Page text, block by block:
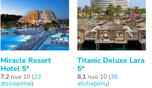
Miracle Resort
Hotel 5*
7,2 nuo 10 (23
atsiliepimai)
Titanic Deluxe Lara
5*
8,1 nuo 10 (36
atsiliepimų)